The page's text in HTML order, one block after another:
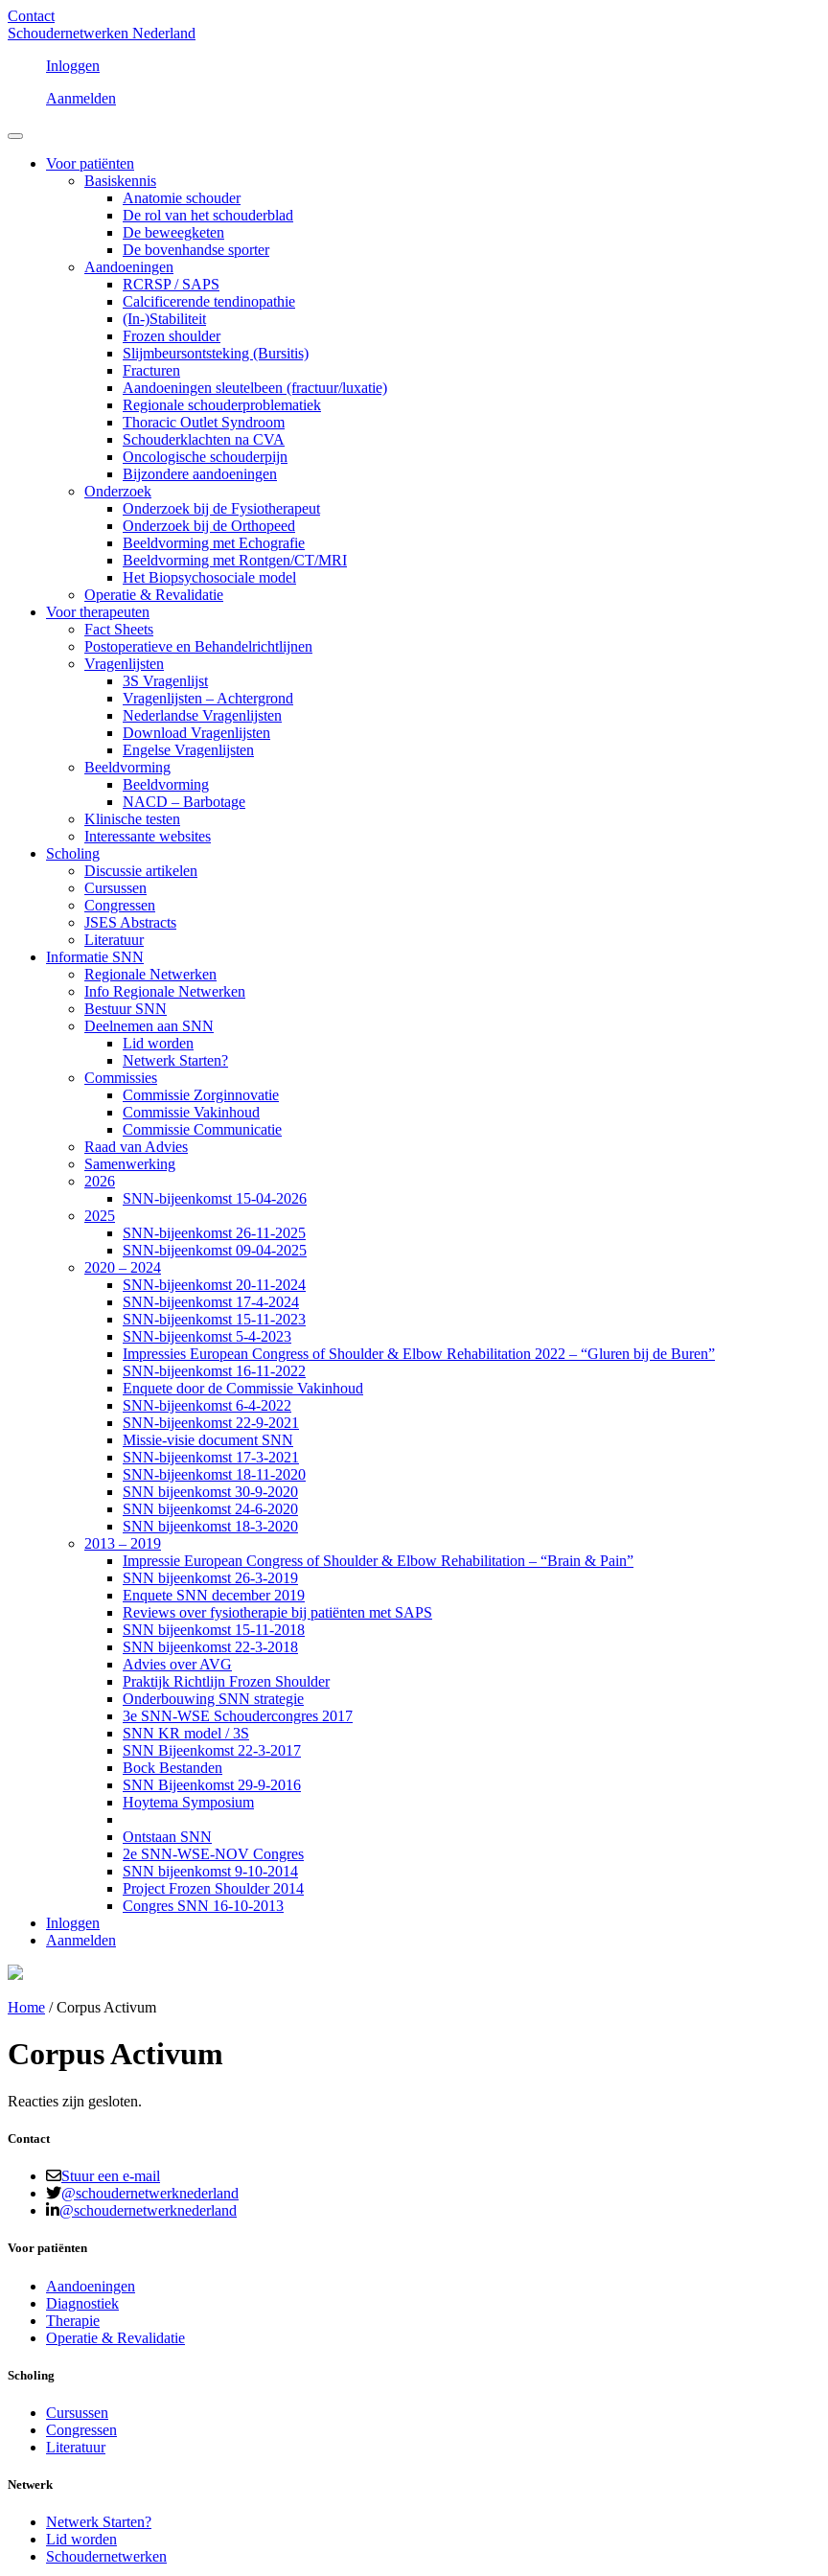
Contact
Schoudernetwerken Nederland
Inloggen
Aanmelden
Voor patiënten
Basiskennis
Anatomie schouder
De rol van het schouderblad
De beweegketen
De bovenhandse sporter
Aandoeningen
RCRSP / SAPS
Calcificerende tendinopathie
(In-)Stabiliteit
Frozen shoulder
Slijmbeursontsteking (Bursitis)
Fracturen
Aandoeningen sleutelbeen (fractuur/luxatie)
Regionale schouderproblematiek
Thoracic Outlet Syndroom
Schouderklachten na CVA
Oncologische schouderpijn
Bijzondere aandoeningen
Onderzoek
Onderzoek bij de Fysiotherapeut
Onderzoek bij de Orthopeed
Beeldvorming met Echografie
Beeldvorming met Rontgen/CT/MRI
Het Biopsychosociale model
Operatie & Revalidatie
Voor therapeuten
Fact Sheets
Postoperatieve en Behandelrichtlijnen
Vragenlijsten
3S Vragenlijst
Vragenlijsten – Achtergrond
Nederlandse Vragenlijsten
Download Vragenlijsten
Engelse Vragenlijsten
Beeldvorming
Beeldvorming
NACD – Barbotage
Klinische testen
Interessante websites
Scholing
Discussie artikelen
Cursussen
Congressen
JSES Abstracts
Literatuur
Informatie SNN
Regionale Netwerken
Info Regionale Netwerken
Bestuur SNN
Deelnemen aan SNN
Lid worden
Netwerk Starten?
Commissies
Commissie Zorginnovatie
Commissie Vakinhoud
Commissie Communicatie
Raad van Advies
Samenwerking
2026
SNN-bijeenkomst 15-04-2026
2025
SNN-bijeenkomst 26-11-2025
SNN-bijeenkomst 09-04-2025
2020 – 2024
SNN-bijeenkomst 20-11-2024
SNN-bijeenkomst 17-4-2024
SNN-bijeenkomst 15-11-2023
SNN-bijeenkomst 5-4-2023
Impressies European Congress of Shoulder & Elbow Rehabilitation 2022 – “Gluren bij de Buren”
SNN-bijeenkomst 16-11-2022
Enquete door de Commissie Vakinhoud
SNN-bijeenkomst 6-4-2022
SNN-bijeenkomst 22-9-2021
Missie-visie document SNN
SNN-bijeenkomst 17-3-2021
SNN-bijeenkomst 18-11-2020
SNN bijeenkomst 30-9-2020
SNN bijeenkomst 24-6-2020
SNN bijeenkomst 18-3-2020
2013 – 2019
Impressie European Congress of Shoulder & Elbow Rehabilitation – “Brain & Pain”
SNN bijeenkomst 26-3-2019
Enquete SNN december 2019
Reviews over fysiotherapie bij patiënten met SAPS
SNN bijeenkomst 15-11-2018
SNN bijeenkomst 22-3-2018
Advies over AVG
Praktijk Richtlijn Frozen Shoulder
Onderbouwing SNN strategie
3e SNN-WSE Schoudercongres 2017
SNN KR model / 3S
SNN Bijeenkomst 22-3-2017
Bock Bestanden
SNN Bijeenkomst 29-9-2016
Hoytema Symposium
Ontstaan SNN
2e SNN-WSE-NOV Congres
SNN bijeenkomst 9-10-2014
Project Frozen Shoulder 2014
Congres SNN 16-10-2013
Inloggen
Aanmelden
Home /Corpus Activum
Corpus Activum
Reacties zijn gesloten.
Contact
Stuur een e-mail
@schoudernetwerknederland
@schoudernetwerknederland
Voor patiënten
Aandoeningen
Diagnostiek
Therapie
Operatie & Revalidatie
Scholing
Cursussen
Congressen
Literatuur
Netwerk
Netwerk Starten?
Lid worden
Schoudernetwerken